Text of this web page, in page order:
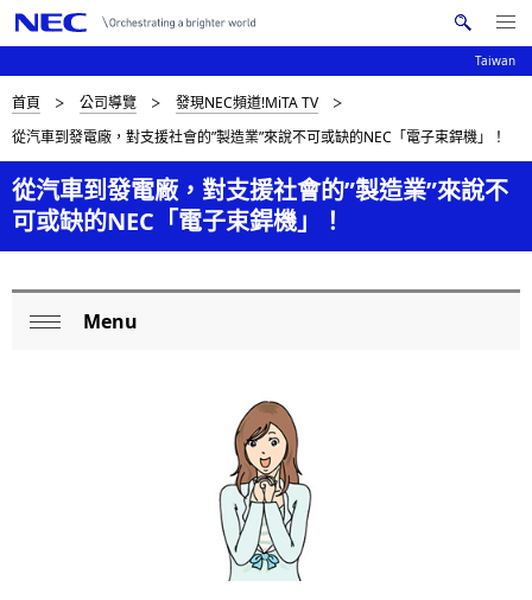
Taiwan
搜
索
Me
nu
Op
N
a
v
g
a
D
i
s
p
l
首頁 公司導覽
發現NEC頻道!MiTA TV
從汽車到發電廠，對支援社會的”製造業”來說不可或缺的NEC「電子束銲機」！
從汽車到發電廠，對支援社會的”製造業”來說不
可或缺的NEC「電子束銲機」！
Menu